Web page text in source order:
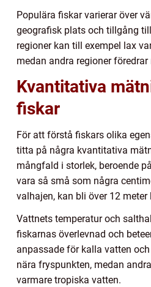
Populära fiskar varierar över
geografisk plats och tillgång
regioner kan till exempel lax
medan andra regioner
Kvantitativa
fiskar
För att förstå fiskars olika
titta på några kvantitativa
mångfald i storlek, beroende
vara så små som några
valhajen, kan bli över 12 meter
Vattnets temperatur och
fiskarnas överlevnad och
anpassade för kalla vatten
nära fryspunkten, medan
varmare tropiska vatten.